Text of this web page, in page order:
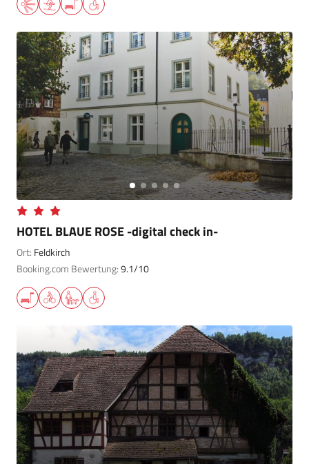
HOTEL BLAUE ROSE -digital check in-
Ort: Feldkirch
Booking.com Bewertung:9.1/10